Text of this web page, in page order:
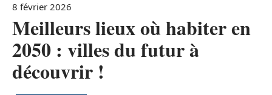
8 février 2026
Meilleurs lieux où habiter en
2050 : villes du futur à
découvrir !